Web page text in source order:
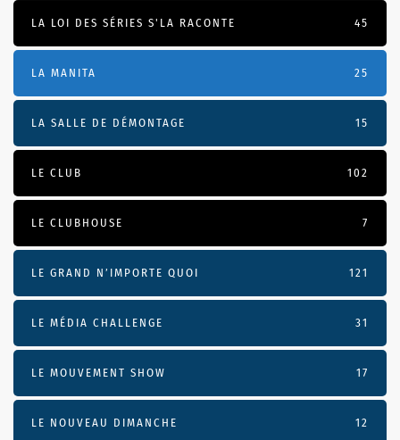
LA LOI DES SÉRIES S'LA RACONTE 45
LA MANITA 25
LA SALLE DE DÉMONTAGE 15
LE CLUB 102
LE CLUBHOUSE 7
LE GRAND N’IMPORTE QUOI 121
LE MÉDIA CHALLENGE 31
LE MOUVEMENT SHOW 17
LE NOUVEAU DIMANCHE 12